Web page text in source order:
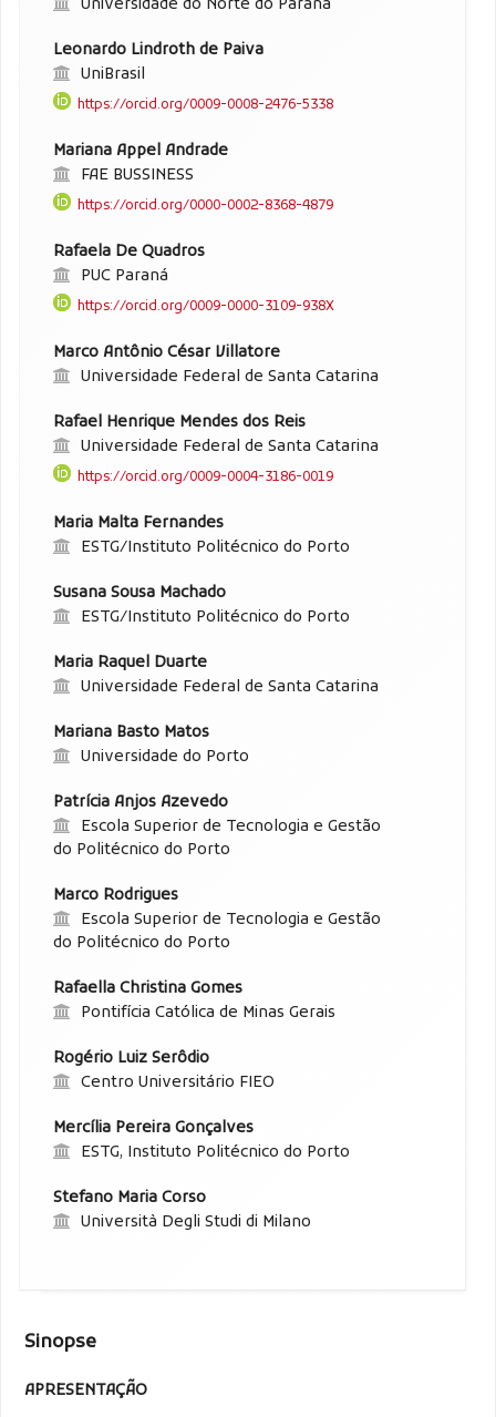
Universidade do Norte do Paraná
Leonardo Lindroth de Paiva
UniBrasil
https://orcid.org/0009-0008-2476-5338
Mariana Appel Andrade
FAE BUSSINESS
https://orcid.org/0000-0002-8368-4879
Rafaela De Quadros
PUC Paraná
https://orcid.org/0009-0000-3109-938X
Marco Antônio César Villatore
Universidade Federal de Santa Catarina
Rafael Henrique Mendes dos Reis
Universidade Federal de Santa Catarina
https://orcid.org/0009-0004-3186-0019
Maria Malta Fernandes
ESTG/Instituto Politécnico do Porto
Susana Sousa Machado
ESTG/Instituto Politécnico do Porto
Maria Raquel Duarte
Universidade Federal de Santa Catarina
Mariana Basto Matos
Universidade do Porto
Patrícia Anjos Azevedo
Escola Superior de Tecnologia e Gestão
do Politécnico do Porto
Marco Rodrigues
Escola Superior de Tecnologia e Gestão
do Politécnico do Porto
Rafaella Christina Gomes
Pontifícia Católica de Minas Gerais
Rogério Luiz Serôdio
Centro Universitário FIEO
Mercília Pereira Gonçalves
ESTG, Instituto Politécnico do Porto
Stefano Maria Corso
Università Degli Studi di Milano
Sinopse
APRESENTAÇÃO